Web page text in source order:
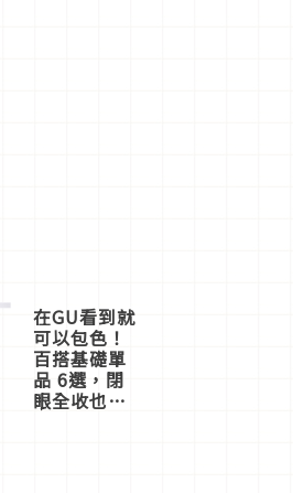
在GU看到就
可以包色！
百搭基礎單
品 6選，閉
眼全收也不